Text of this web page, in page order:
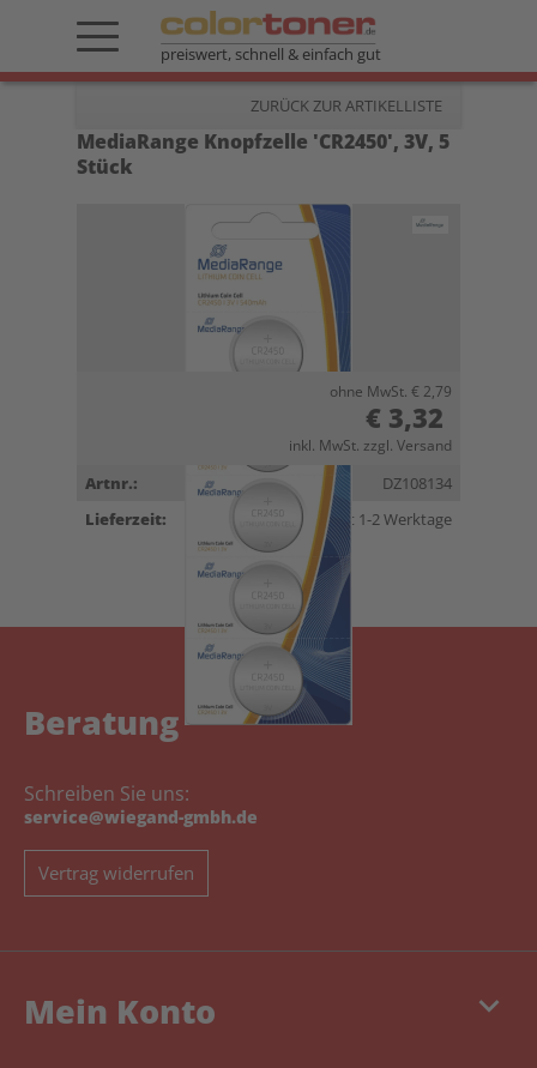
preiswert, schnell & einfach gut
ZURÜCK ZUR ARTIKELLISTE
MediaRange Knopfzelle 'CR2450', 3V, 5
Stück
ohne MwSt. € 2,79
€ 3,32
inkl. MwSt. zzgl. Versand
Artnr.:
DZ108134
Lieferzeit:
Lieferzeit 1-2 Werktage
Beratung
Schreiben Sie uns:
service@wiegand-gmbh.de
Vertrag widerrufen
keyboard_arrow_down
Mein Konto